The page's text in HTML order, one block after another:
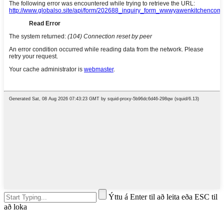
Ýttu á Enter til að leita eða ESC til
að loka